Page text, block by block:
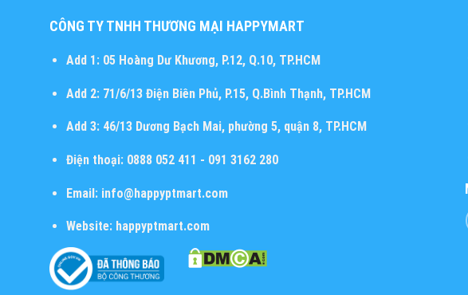
CÔNG TY TNHH THƯƠNG MẠI HAPPYMART
Add 1:05 Hoàng Dư Khương, P.12, Q.10, TP.HCM
Add 2:71/6/13 Điện Biên Phủ, P.15, Q.Bình Thạnh, TP.HCM
Add 3:46/13 Dương Bạch Mai, phường 5, quận 8, TP.HCM
Điện thoại:0888 052 411 - 091 3162 280
Email:info@happyptmart.com
Website: happyptmart.com